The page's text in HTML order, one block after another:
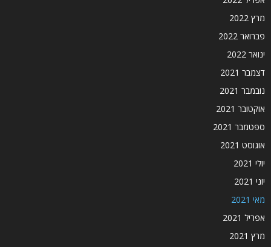
מרץ 2022
פברואר 2022
ינואר 2022
דצמבר 2021
נובמבר 2021
אוקטובר 2021
ספטמבר 2021
אוגוסט 2021
יולי 2021
יוני 2021
מאי 2021
אפריל 2021
מרץ 2021